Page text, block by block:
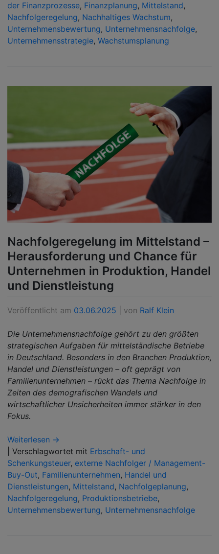
der Finanzprozesse, Finanzplanung, Mittelstand,
Nachfolgeregelung, Nachhaltiges Wachstum,
Unternehmensbewertung, Unternehmensnachfolge,
Unternehmensstrategie, Wachstumsplanung
Nachfolgeregelung im Mittelstand –
Herausforderung und Chance für
Unternehmen in Produktion, Handel
und Dienstleistung
Veröffentlicht am 03.06.2025 von Ralf Klein
Die Unternehmensnachfolge gehört zu den größten
strategischen Aufgaben für mittelständische Betriebe
in Deutschland. Besonders in den Branchen Produktion,
Handel und Dienstleistungen – oft geprägt von
Familienunternehmen – rückt das Thema Nachfolge in
Zeiten des demografischen Wandels und
wirtschaftlicher Unsicherheiten immer stärker in den
Fokus.
Weiterlesen →
Verschlagwortet mit Erbschaft- und
Schenkungsteuer, externe Nachfolger / Management-
Buy-Out, Familienunternehmen, Handel und
Dienstleistungen, Mittelstand, Nachfolgeplanung,
Nachfolgeregelung, Produktionsbetriebe,
Unternehmensbewertung, Unternehmensnachfolge